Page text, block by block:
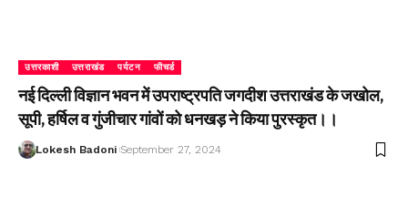
उत्तरकाशी उत्तराखंड पर्यटन फीचर्ड
नई दिल्ली विज्ञान भवन में उपराष्ट्रपति जगदीश उत्तराखंड के जखोल,
सूपी, हर्षिल व गुंजीचार गांवों को धनखड़ ने किया पुरस्कृत।।
Lokesh Badoni September 27, 2024